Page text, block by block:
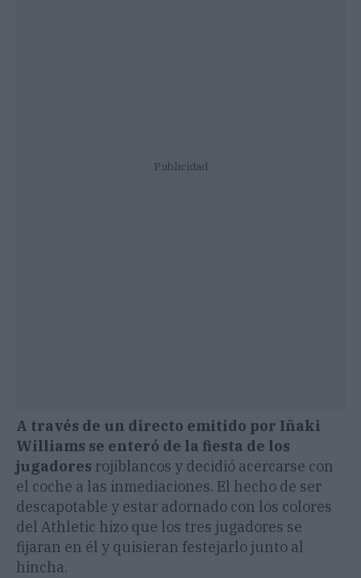
Publicidad
A través de un directo emitido por Iñaki
Williams se enteró de la fiesta de los
jugadores rojiblancos y decidió acercarse con
el coche a las inmediaciones. El hecho de ser
descapotable y estar adornado con los colores
del Athletic hizo que los tres jugadores se
fijaran en él y quisieran festejarlo junto al
hincha.